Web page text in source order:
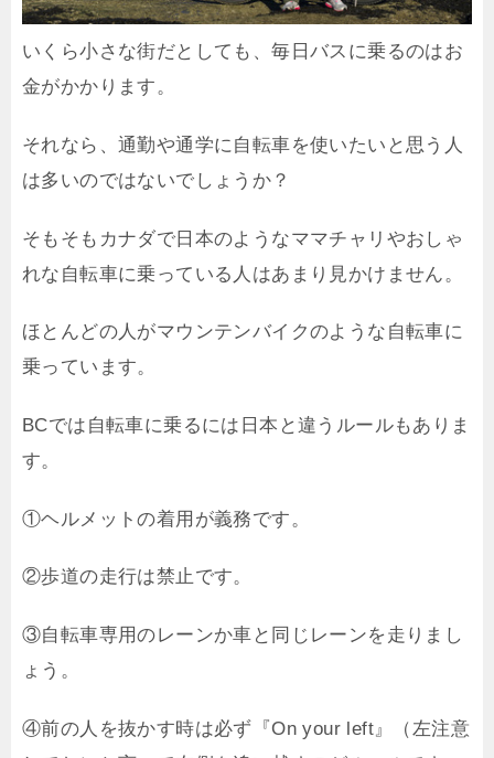
いくら小さな街だとしても、毎日バスに乗るのはお
金がかかります。
それなら、通勤や通学に自転車を使いたいと思う人
は多いのではないでしょうか？
そもそもカナダで日本のようなママチャリやおしゃ
れな自転車に乗っている人はあまり見かけません。
ほとんどの人がマウンテンバイクのような自転車に
乗っています。
BCでは自転車に乗るには日本と違うルールもありま
す。
①ヘルメットの着用が義務です。
②歩道の走行は禁止です。
③自転車専用のレーンか車と同じレーンを走りまし
ょう。
④前の人を抜かす時は必ず『On your left』（左注意